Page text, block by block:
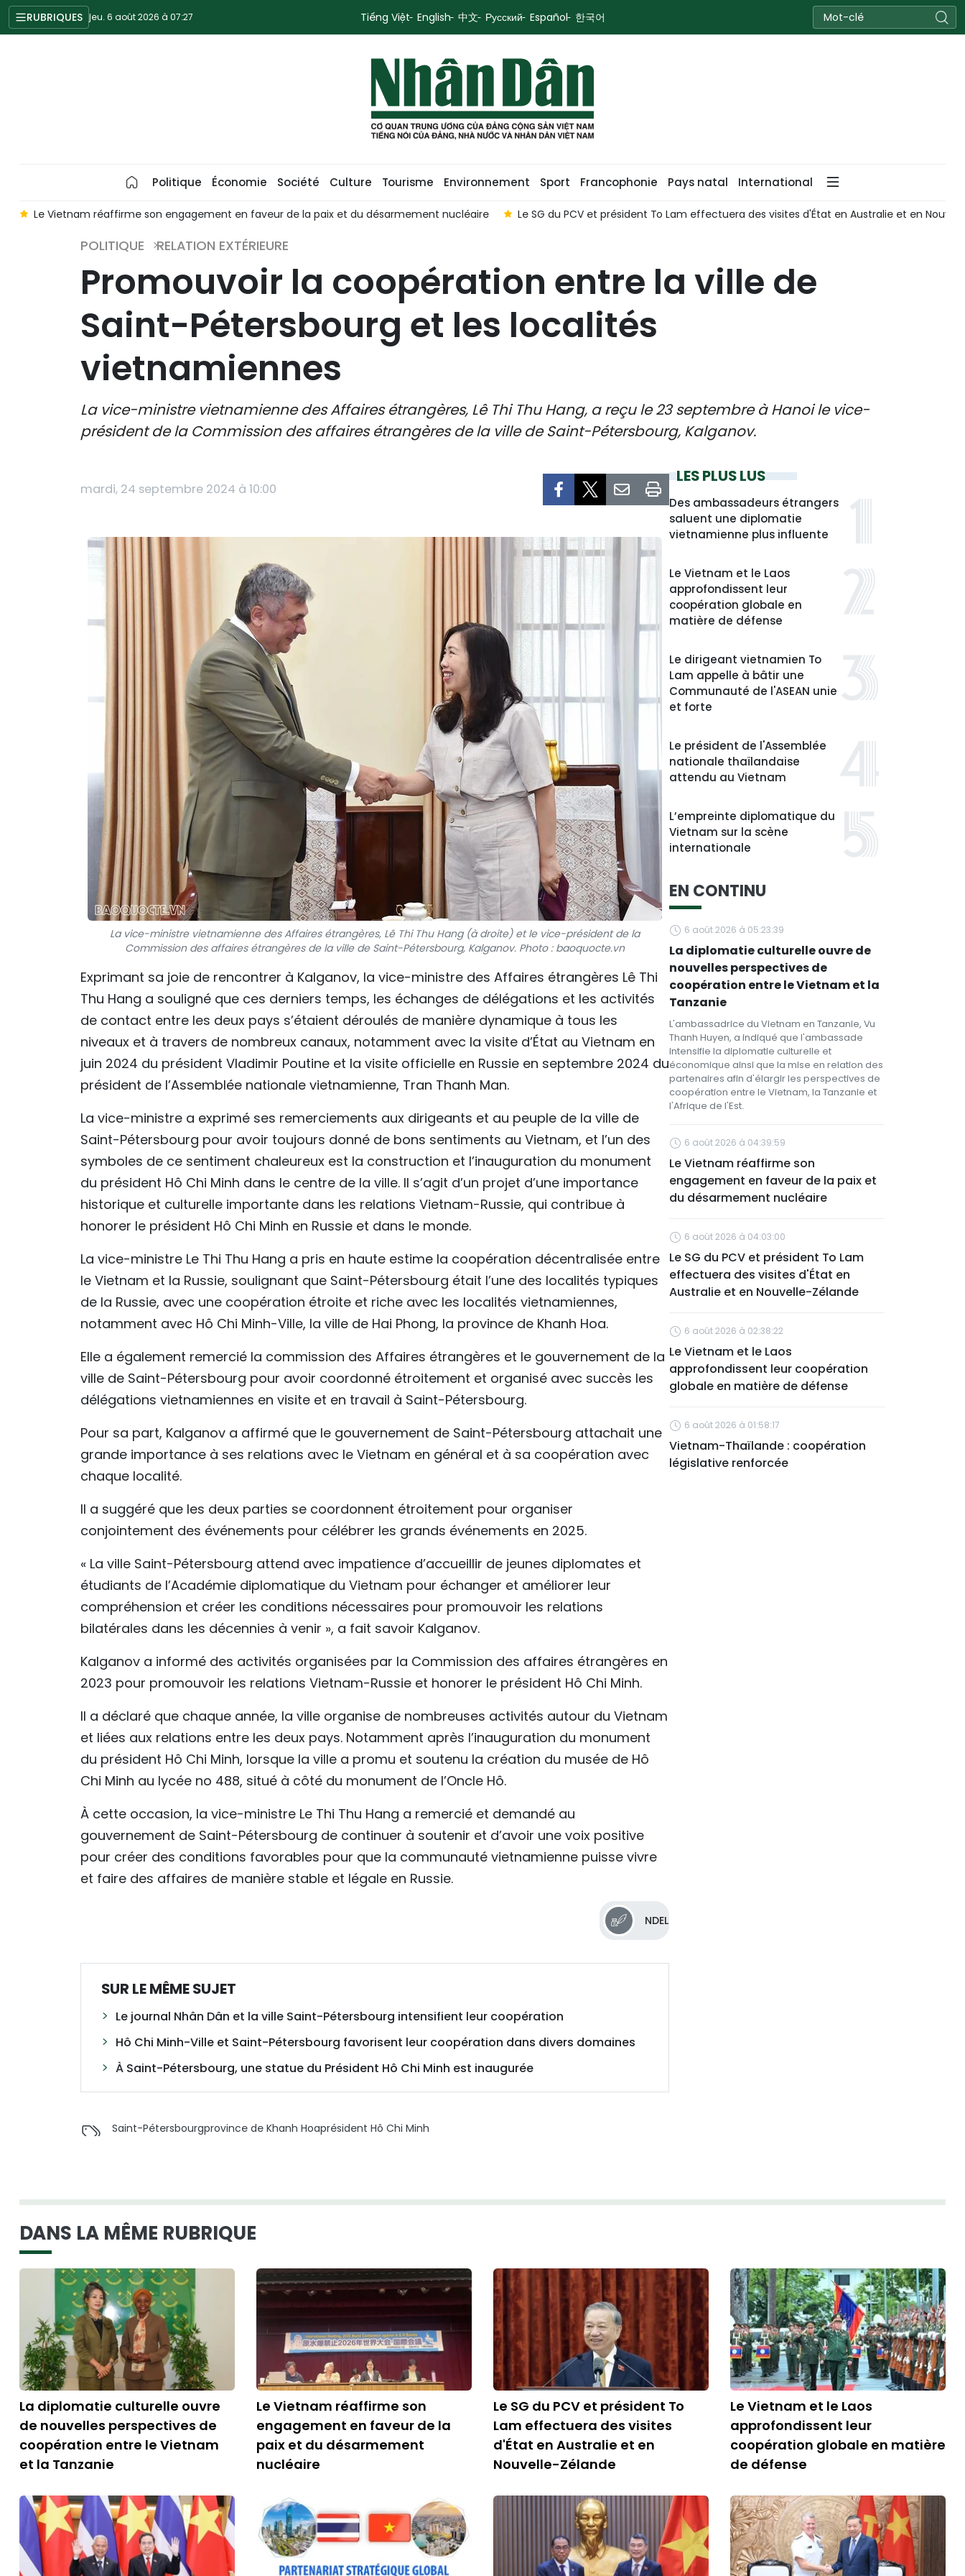
RUBRIQUES jeu. 6 août 2026 à 07:27 Tiếng Việt English 中文 Русский Español 한국어
Politique Économie Société Culture Tourisme Environnement Sport Francophonie Pays natal International
Le SG du PCV et président To Lam effectuera des visites d'État en Australie et en Nouvelle-Zélande Le Vietnam et le Laos approfondissent leur coopération globale en
POLITIQUE RELATION EXTÉRIEURE
Promouvoir la coopération entre la ville de
Saint-Pétersbourg et les localités
vietnamiennes
La vice-ministre vietnamienne des Affaires étrangères, Lê Thi Thu Hang, a reçu le 23 septembre à Hanoi le vice-
président de la Commission des affaires étrangères de la ville de Saint-Pétersbourg, Kalganov.
mardi, 24 septembre 2024 à 10:00
La vice-ministre vietnamienne des Affaires étrangères, Lê Thi Thu Hang (à droite) et le vice-président de la
Commission des affaires étrangères de la ville de Saint-Pétersbourg, Kalganov. Photo : baoquocte.vn
Exprimant sa joie de rencontrer à Kalganov, la vice-ministre des Affaires étrangères Lê Thi
Thu Hang a souligné que ces derniers temps, les échanges de délégations et les activités
de contact entre les deux pays s’étaient déroulés de manière dynamique à tous les
niveaux et à travers de nombreux canaux, notamment avec la visite d’État au Vietnam en
juin 2024 du président Vladimir Poutine et la visite officielle en Russie en septembre 2024 du
président de l’Assemblée nationale vietnamienne, Tran Thanh Man.
La vice-ministre a exprimé ses remerciements aux dirigeants et au peuple de la ville de
Saint-Pétersbourg pour avoir toujours donné de bons sentiments au Vietnam, et l’un des
symboles de ce sentiment chaleureux est la construction et l’inauguration du monument
du président Hô Chi Minh dans le centre de la ville. Il s’agit d’un projet d’une importance
historique et culturelle importante dans les relations Vietnam-Russie, qui contribue à
honorer le président Hô Chi Minh en Russie et dans le monde.
La vice-ministre Le Thi Thu Hang a pris en haute estime la coopération décentralisée entre
le Vietnam et la Russie, soulignant que Saint-Pétersbourg était l’une des localités typiques
de la Russie, avec une coopération étroite et riche avec les localités vietnamiennes,
notamment avec Hô Chi Minh-Ville, la ville de Hai Phong, la province de Khanh Hoa.
Elle a également remercié la commission des Affaires étrangères et le gouvernement de la
ville de Saint-Pétersbourg pour avoir coordonné étroitement et organisé avec succès les
délégations vietnamiennes en visite et en travail à Saint-Pétersbourg.
Pour sa part, Kalganov a affirmé que le gouvernement de Saint-Pétersbourg attachait une
grande importance à ses relations avec le Vietnam en général et à sa coopération avec
chaque localité.
Il a suggéré que les deux parties se coordonnent étroitement pour organiser
conjointement des événements pour célébrer les grands événements en 2025.
« La ville Saint-Pétersbourg attend avec impatience d’accueillir de jeunes diplomates et
étudiants de l’Académie diplomatique du Vietnam pour échanger et améliorer leur
compréhension et créer les conditions nécessaires pour promouvoir les relations
bilatérales dans les décennies à venir », a fait savoir Kalganov.
Kalganov a informé des activités organisées par la Commission des affaires étrangères en
2023 pour promouvoir les relations Vietnam-Russie et honorer le président Hô Chi Minh.
Il a déclaré que chaque année, la ville organise de nombreuses activités autour du Vietnam
et liées aux relations entre les deux pays. Notamment après l’inauguration du monument
du président Hô Chi Minh, lorsque la ville a promu et soutenu la création du musée de Hô
Chi Minh au lycée no 488, situé à côté du monument de l’Oncle Hô.
À cette occasion, la vice-ministre Le Thi Thu Hang a remercié et demandé au
gouvernement de Saint-Pétersbourg de continuer à soutenir et d’avoir une voix positive
pour créer des conditions favorables pour que la communauté vietnamienne puisse vivre
et faire des affaires de manière stable et légale en Russie.
NDEL
SUR LE MÊME SUJET
Le journal Nhân Dân et la ville Saint-Pétersbourg intensifient leur coopération
Hô Chi Minh-Ville et Saint-Pétersbourg favorisent leur coopération dans divers domaines
À Saint-Pétersbourg, une statue du Président Hô Chi Minh est inaugurée
Saint-Pétersbourgprovince de Khanh Hoaprésident Hô Chi Minh
LES PLUS LUS
Des ambassadeurs étrangers
saluent une diplomatie
vietnamienne plus influente
Le Vietnam et le Laos
approfondissent leur
coopération globale en
matière de défense
Le dirigeant vietnamien To
Lam appelle à bâtir une
Communauté de l'ASEAN unie
et forte
Le président de l'Assemblée
nationale thaïlandaise
attendu au Vietnam
L’empreinte diplomatique du
Vietnam sur la scène
internationale
EN CONTINU
6 août 2026 à 05:23:39
La diplomatie culturelle ouvre de
nouvelles perspectives de
coopération entre le Vietnam et la
Tanzanie
L'ambassadrice du Vietnam en Tanzanie, Vu
Thanh Huyen, a indiqué que l'ambassade
intensifie la diplomatie culturelle et
économique ainsi que la mise en relation des
partenaires afin d'élargir les perspectives de
coopération entre le Vietnam, la Tanzanie et
l'Afrique de l'Est.
6 août 2026 à 04:39:59
Le Vietnam réaffirme son
engagement en faveur de la paix et
du désarmement nucléaire
6 août 2026 à 04:03:00
Le SG du PCV et président To Lam
effectuera des visites d'État en
Australie et en Nouvelle-Zélande
6 août 2026 à 02:38:22
Le Vietnam et le Laos
approfondissent leur coopération
globale en matière de défense
6 août 2026 à 01:58:17
Vietnam-Thaïlande : coopération
législative renforcée
DANS LA MÊME RUBRIQUE
La diplomatie culturelle ouvre
de nouvelles perspectives de
coopération entre le Vietnam
et la Tanzanie
Le Vietnam réaffirme son
engagement en faveur de la
paix et du désarmement
nucléaire
Le SG du PCV et président To
Lam effectuera des visites
d'État en Australie et en
Nouvelle-Zélande
Le Vietnam et le Laos
approfondissent leur
coopération globale en matière
de défense